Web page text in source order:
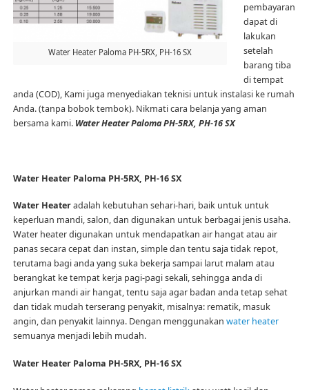
Water Heater Paloma PH-5RX, PH-16 SX
pembayaran
dapat di
lakukan
setelah
barang tiba
di tempat
anda (COD), Kami juga menyediakan teknisi untuk instalasi ke rumah
Anda. (tanpa bobok tembok). Nikmati cara belanja yang aman
bersama kami. Water Heater Paloma PH-5RX, PH-16 SX
Water Heater Paloma PH-5RX, PH-16 SX
Water Heateradalah kebutuhan sehari-hari, baik untuk untuk
keperluan mandi, salon, dan digunakan untuk berbagai jenis usaha.
Water heater digunakan untuk mendapatkan air hangat atau air
panas secara cepat dan instan, simple dan tentu saja tidak repot,
terutama bagi anda yang suka bekerja sampai larut malam atau
berangkat ke tempat kerja pagi-pagi sekali, sehingga anda di
anjurkan mandi air hangat, tentu saja agar badan anda tetap sehat
dan tidak mudah terserang penyakit, misalnya: rematik, masuk
angin, dan penyakit lainnya. Dengan menggunakan water heater
semuanya menjadi lebih mudah.
Water Heater Paloma PH-5RX, PH-16 SX